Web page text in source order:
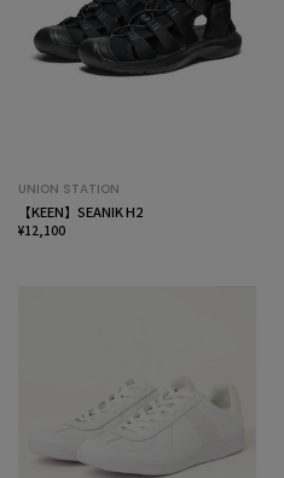
UNION STATION
【KEEN】SEANIK H2
¥12,100